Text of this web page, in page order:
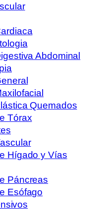
Abdominal
Quemados
Tórax
Hígado y Vías
Páncreas
Esófago